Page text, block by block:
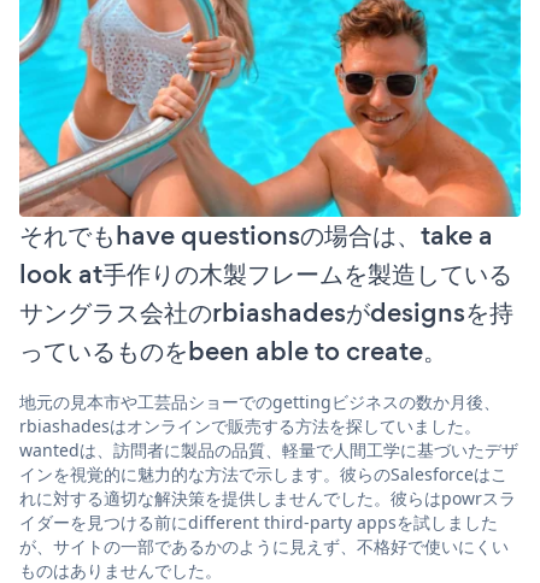
それでもhave questionsの場合は、take a
look at手作りの木製フレームを製造している
サングラス会社のrbiashadesがdesignsを持
っているものをbeen able to create。
地元の見本市や工芸品ショーでのgettingビジネスの数か月後、
rbiashadesはオンラインで販売する方法を探していました。
wantedは、訪問者に製品の品質、軽量で人間工学に基づいたデザ
インを視覚的に魅力的な方法で示します。彼らのSalesforceはこ
れに対する適切な解決策を提供しませんでした。彼らはpowrスラ
イダーを見つける前にdifferent third-party appsを試しました
が、サイトの一部であるかのように見えず、不格好で使いにくい
ものはありませんでした。